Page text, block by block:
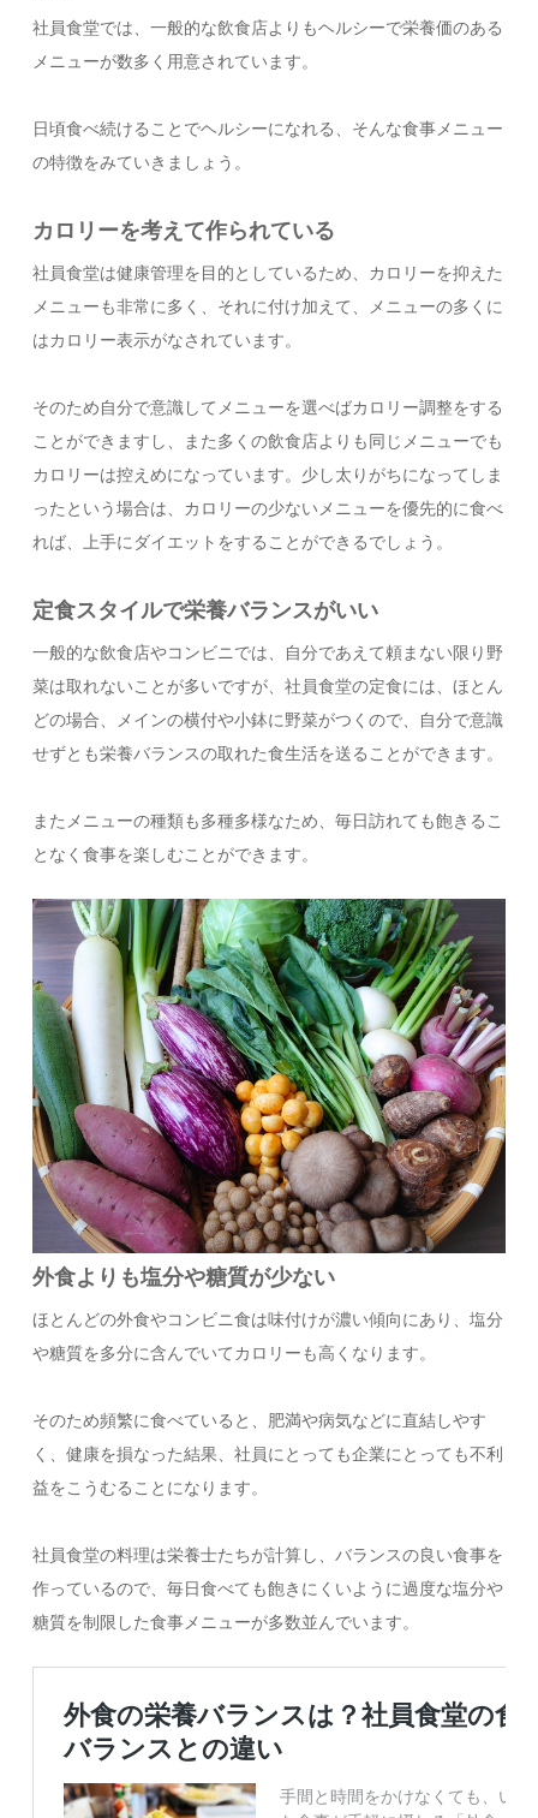
社員食堂では、一般的な飲食店よりもヘルシーで栄養価のある
メニューが数多く用意されています。
日頃食べ続けることでヘルシーになれる、そんな食事メニュー
の特徴をみていきましょう。
カロリーを考えて作られている
社員食堂は健康管理を目的としているため、カロリーを抑えた
メニューも非常に多く、それに付け加えて、メニューの多くに
はカロリー表示がなされています。
そのため自分で意識してメニューを選べばカロリー調整をする
ことができますし、また多くの飲食店よりも同じメニューでも
カロリーは控えめになっています。少し太りがちになってしま
ったという場合は、カロリーの少ないメニューを優先的に食べ
れば、上手にダイエットをすることができるでしょう。
定食スタイルで栄養バランスがいい
一般的な飲食店やコンビニでは、自分であえて頼まない限り野
菜は取れないことが多いですが、社員食堂の定食には、ほとん
どの場合、メインの横付や小鉢に野菜がつくので、自分で意識
せずとも栄養バランスの取れた食生活を送ることができます。
またメニューの種類も多種多様なため、毎日訪れても飽きるこ
となく食事を楽しむことができます。
外食よりも塩分や糖質が少ない
ほとんどの外食やコンビニ食は味付けが濃い傾向にあり、塩分
や糖質を多分に含んでいてカロリーも高くなります。
そのため頻繁に食べていると、肥満や病気などに直結しやす
く、健康を損なった結果、社員にとっても企業にとっても不利
益をこうむることになります。
社員食堂の料理は栄養士たちが計算し、バランスの良い食事を
作っているので、毎日食べても飽きにくいように過度な塩分や
糖質を制限した食事メニューが多数並んでいます。